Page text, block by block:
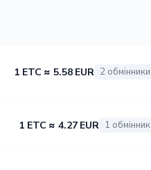
1 ETC ≈ 5.58 EUR 2 обмінники
1 ETC ≈ 4.27 EUR 1 обмінник